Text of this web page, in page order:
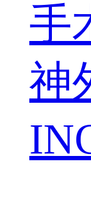
手
神